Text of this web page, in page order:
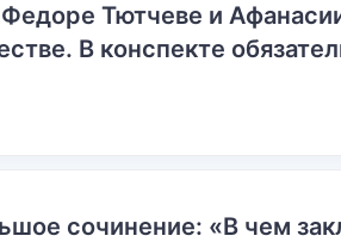
Тютчеве и
В конспекте
сочинение: «В чем